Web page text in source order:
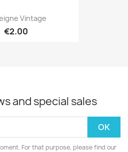
Vintage
€2.00
and special sales
For that purpose, please find our